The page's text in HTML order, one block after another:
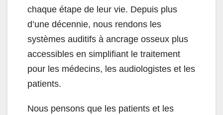
chaque étape de leur vie. Depuis plus
d’une décennie, nous rendons les
systèmes auditifs à ancrage osseux plus
accessibles en simplifiant le traitement
pour les médecins, les audiologistes et les
patients.
Nous pensons que les patients et les